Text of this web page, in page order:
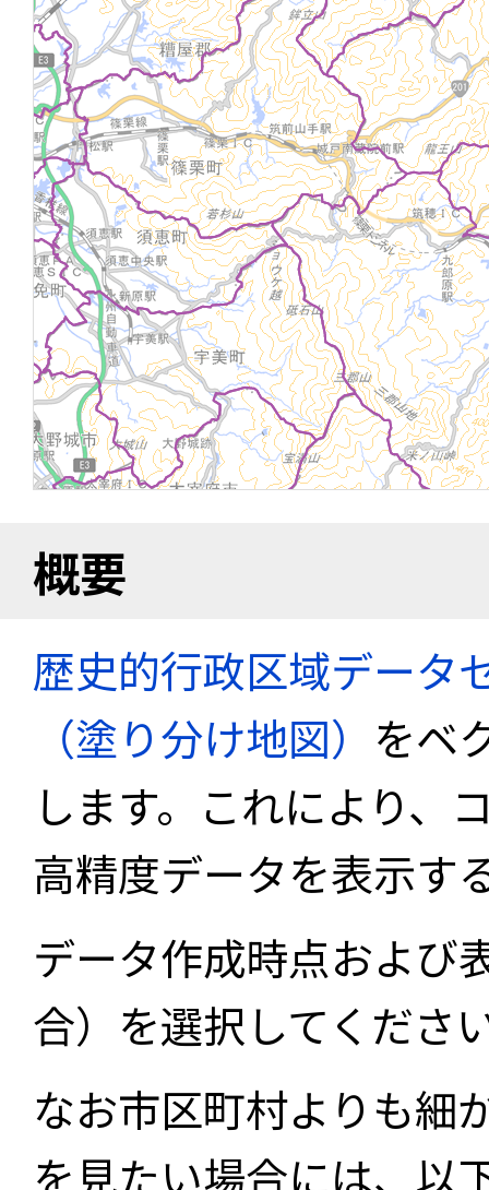
概要
歴史的行政区域データ
（塗り分け地図） をベ
します。これにより、
高精度データを表示す
データ作成時点および
合）を選択してくださ
なお市区町村よりも細
を見たい場合には、以